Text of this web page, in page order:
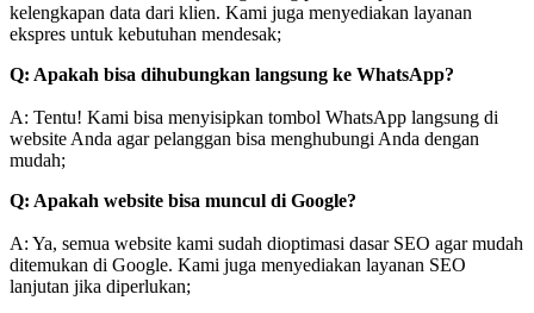
kelengkapan data dari klien. Kami juga menyediakan layanan
ekspres untuk kebutuhan mendesak;
Q: Apakah bisa dihubungkan langsung ke WhatsApp?
A: Tentu! Kami bisa menyisipkan tombol WhatsApp langsung di
website Anda agar pelanggan bisa menghubungi Anda dengan
mudah;
Q: Apakah website bisa muncul di Google?
A: Ya, semua website kami sudah dioptimasi dasar SEO agar mudah
ditemukan di Google. Kami juga menyediakan layanan SEO
lanjutan jika diperlukan;